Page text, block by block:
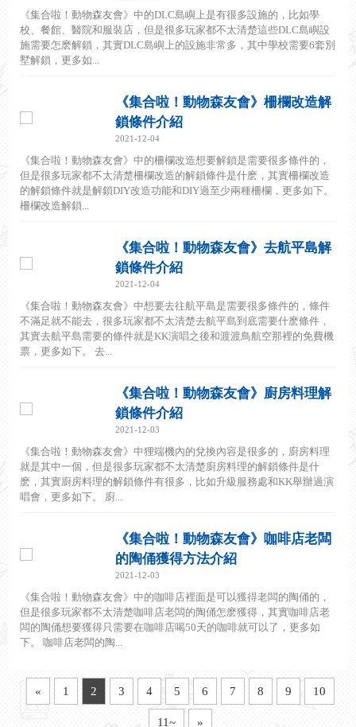
《集合啦！動物森友會》中的DLC島嶼上是有很多設施的，比如學
校、餐館、醫院和服裝店，但是很多玩家都不太清楚這些DLC島嶼設
施需要怎麽解鎖，其實DLC島嶼上的設施非常多，其中學校需要6套別
墅解鎖，更多如...
《集合啦！動物森友會》柵欄改造解
鎖條件介紹
2021-12-04
《集合啦！動物森友會》中的柵欄改造想要解鎖是需要很多條件的，
但是很多玩家都不太清楚柵欄改造的解鎖條件是什麽，其實柵欄改造
的解鎖條件就是解鎖DIY改造功能和DIY過至少兩種柵欄，更多如下。
柵欄改造解鎖...
《集合啦！動物森友會》去航平島解
鎖條件介紹
2021-12-04
《集合啦！動物森友會》中想要去往航平島是需要很多條件的，條件
不滿足就不能去，很多玩家都不太清楚去航平島到底需要什麽條件，
其實去航平島需要的條件就是KK演唱之後和渡渡鳥航空那裡的免費機
票，更多如下。 去...
《集合啦！動物森友會》廚房料理解
鎖條件介紹
2021-12-03
《集合啦！動物森友會》中狸端機內的兌換內容是很多的，廚房料理
就是其中一個，但是很多玩家都不太清楚廚房料理的解鎖條件是什
麽，其實廚房料理的解鎖條件有很多，比如升級服務處和KK舉辦過演
唱會，更多如下。 廚...
《集合啦！動物森友會》咖啡店老闆
的陶俑獲得方法介紹
2021-12-03
《集合啦！動物森友會》中的咖啡店裡面是可以獲得老闆的陶俑的，
但是很多玩家都不太清楚咖啡店老闆的陶俑怎麽獲得，其實咖啡店老
闆的陶俑想要獲得只需要在咖啡店喝50天的咖啡就可以了，更多如
下。 咖啡店老闆的陶...
« 1 2 3 4 5 6 7 8 9 10
11~ »